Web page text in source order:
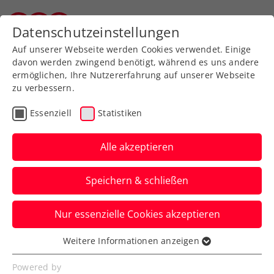
Zurück zur Newsübersicht
Turniere
Paukenschlag bei LAYJET-
OPEN: Rodionov und
Nummer 1 ausgeschieden
Roberto Carballes Baena muss sich beim
ATP-Challenger in Bad Waltersdorf wie
das ÖTV-Ass früh verabschieden.
Verfasst von: Presseaussendung / Redaktion, 18.09.2023
Datenschutzeinstellungen
Auf unserer Webseite werden Cookies verwendet. Einige
davon werden zwingend benötigt, während es uns andere
ermöglichen, Ihre Nutzererfahrung auf unserer Webseite
zu verbessern.
Essenziell Statistiken
Alle akzeptieren
Speichern & schließen
Nur essenzielle Cookies akzeptieren
Essenziell
Essenzielle Cookies werden für grundlegende
Weitere Informationen anzeigen
Powered by